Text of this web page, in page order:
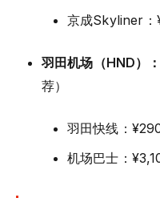
京成Skyliner：
羽田机场（HND）：
荐）
羽田快线：
机场巴士：